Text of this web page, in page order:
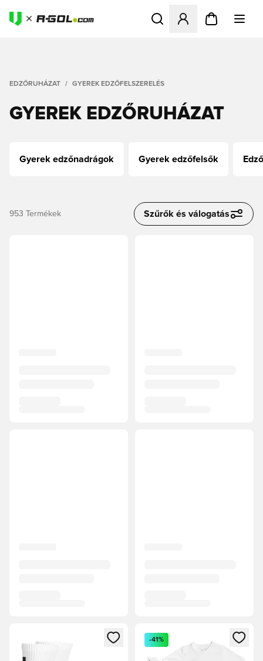
Megnyit egy modált a
EDZŐRUHÁZAT GYEREK EDZŐFELSZERELÉS
GYEREK EDZŐRUHÁZAT
Gyerek edzőnadrágok Gyerek edzőfelsők
953 Termékek Szűrők és válogatás
Megnyit egy modált a bejelentkezéshez vagy a tagként
Megnyit egy modált a
-41%